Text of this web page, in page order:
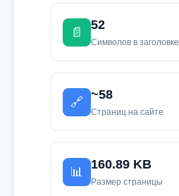
📄
52
Символов в заголовке
🔗
~58
Страниц на сайте
📊
160.89 KB
Размер страницы